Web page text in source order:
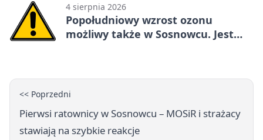
4 sierpnia 2026
Popołudniowy wzrost ozonu
możliwy także w Sosnowcu. Jest
<< Poprzedni
Pierwsi ratownicy w Sosnowcu – MOSiR i strażacy
stawiają na szybkie reakcje